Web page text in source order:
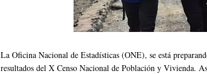
La Oficina Nacional de Estadísticas (ONE), se está
resultados del X Censo Nacional de Población y Vivienda.